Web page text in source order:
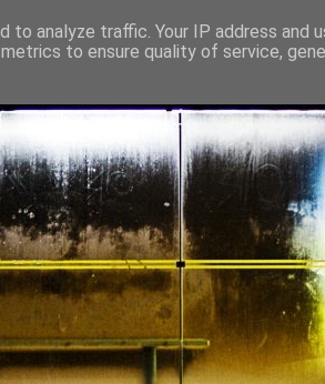
analyze traffic. Your IP address and
to ensure quality of service,